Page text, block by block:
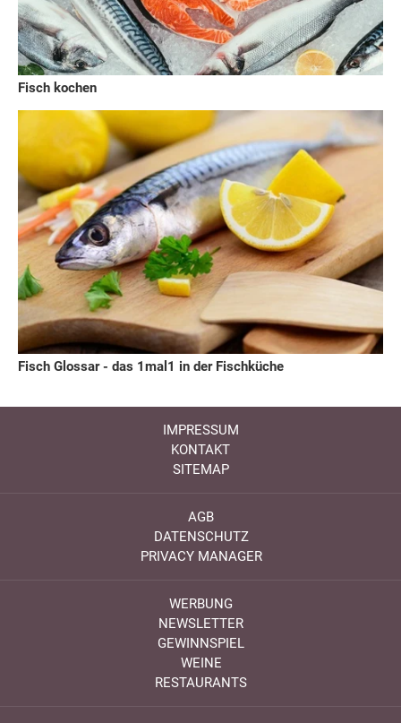
Fisch kochen
Fisch Glossar - das 1mal1 in der Fischküche
IMPRESSUM
KONTAKT
SITEMAP
AGB
DATENSCHUTZ
PRIVACY MANAGER
WERBUNG
NEWSLETTER
GEWINNSPIEL
WEINE
RESTAURANTS